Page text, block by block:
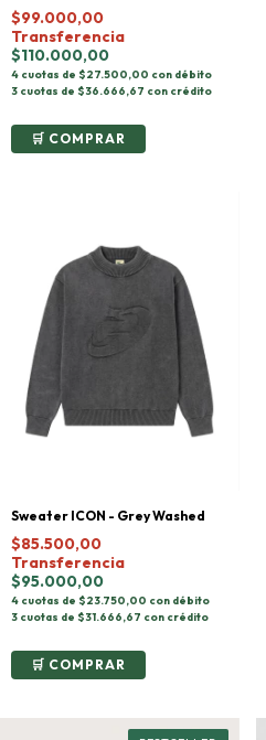
$99.000,00
Transferencia
$110.000,00
4 cuotas de $27.500,00 con débito
3 cuotas de $36.666,67 con crédito
COMPRAR
Sweater ICON - Grey Washed
$85.500,00
Transferencia
$95.000,00
4 cuotas de $23.750,00 con débito
3 cuotas de $31.666,67 con crédito
COMPRAR